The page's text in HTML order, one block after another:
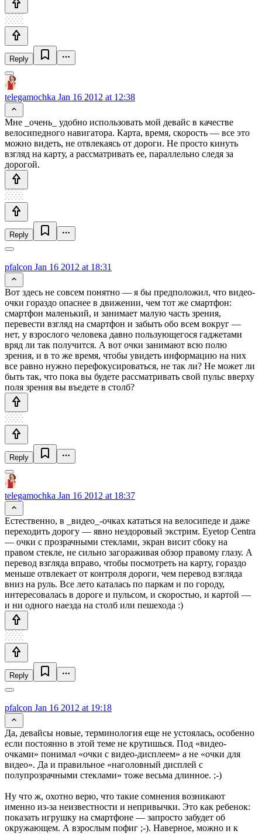
Reply
telegamochka Jan 16 2012 at 12:38
Мне _очень_ удобно использовать мой девайс в качестве
велосипедного навигатора. Карта, время, скорость — все это
можно видеть, не отвлекаясь от дороги. Не просто кинуть
взгляд на карту, а рассматривать ее, параллельно следя за
дорогой.
Reply
pfalcon Jan 16 2012 at 18:31
Вот здесь не совсем понятно — я бы предположил, что видео-
очки гораздо опаснее в движении, чем тот же смартфон:
смартфон маленький, и занимает малую часть зрения,
перевести взгляд на смартфон и забыть обо всем вокруг —
нет, у взрослого человека давно пользующегося гаджетами
вряд ли так получится. А вот очки занимают всю полю
зрения, и в то же время, чтобы увидеть информацию на них
все равно нужно перефокусироваться, не так ли? Не может ли
быть так, что пока вы будете рассматривать свой пульс вверху
поля зрения вы въедете в столб?
Reply
telegamochka Jan 16 2012 at 18:37
Естественно, в _видео_-очках кататься на велосипеде и даже
переходить дорогу — явно нездоровый экстрим. Eyetop Centra
— очки с прозрачными стеклами, экран висит сбоку на
правом стекле, не сильно загораживая обзор правому глазу. А
перевод взгляда вправо, чтобы посмотреть на карту, гораздо
меньше отвлекает от контроля дороги, чем перевод взгляда
вниз на руль. Все лето каталась по паркам и по городу,
интересовалась в дороге и пульсом, и скоростью, и картой —
и ни одного наезда на столб или пешехода :)
Reply
pfalcon Jan 16 2012 at 19:18
Да, девайсы новые, терминология еще не устоялась, особенно
если постоянно в этой теме не крутишься. Под «видео-
очками» понимал «очки с видео-дисплеем» а не «очки для
видео». Да и правильное «наголовный дисплей с
полупрозрачными стеклами» тоже весьма длинное. ;-)
Ну что ж, охотно верю, что такие сомнения возникают
именно из-за неизвестности и непривычки. Это как ребенок:
показать игрушку на смартфоне — запросто забудет об
окружающем. А взрослым пофиг ;-). Наверное, можно и к